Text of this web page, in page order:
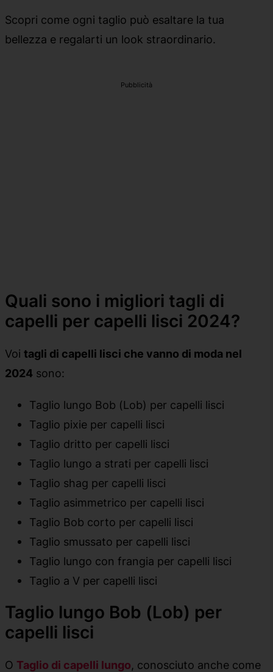
Scopri come ogni taglio può esaltare la tua
bellezza e regalarti un look straordinario.
Pubblicità
Quali sono i migliori tagli di
capelli per capelli lisci 2024?
Voi tagli di capelli lisci che vanno di moda nel
2024 sono:
Taglio lungo Bob (Lob) per capelli lisci
Taglio pixie per capelli lisci
Taglio dritto per capelli lisci
Taglio lungo a strati per capelli lisci
Taglio shag per capelli lisci
Taglio asimmetrico per capelli lisci
Taglio Bob corto per capelli lisci
Taglio smussato per capelli lisci
Taglio lungo con frangia per capelli lisci
Taglio a V per capelli lisci
Taglio lungo Bob (Lob) per
capelli lisci
O Taglio di capelli lungo, conosciuto anche come